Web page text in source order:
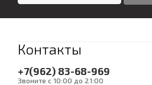
Контакты
+7(962) 83-68-969
Звоните с 10:00 до 21:00